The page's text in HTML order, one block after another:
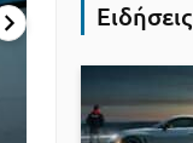
Ειδήσεις